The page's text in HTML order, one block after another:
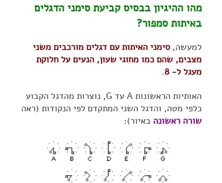
מהו ההיגיון בבסיס קביעת סימני הדגלים
באיתות סמפור?
למעשה, סימני האיתות עם דגלים מורכבים משני
מצבים, שהם כמו מחוגי שעון, הנעים על חלוקת
מעגל ל- 8 .
האותיות הראשונות A עד G, נוצרות מהדגל הקבוע
כלפי מטה, והדגל השני המתקדם לפי הנקודות (ראה
שורה ראשונה באיור):